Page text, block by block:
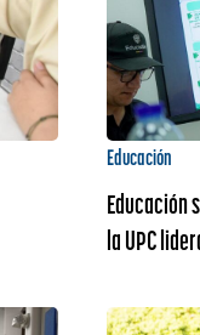
Educación
Educación
la UPC